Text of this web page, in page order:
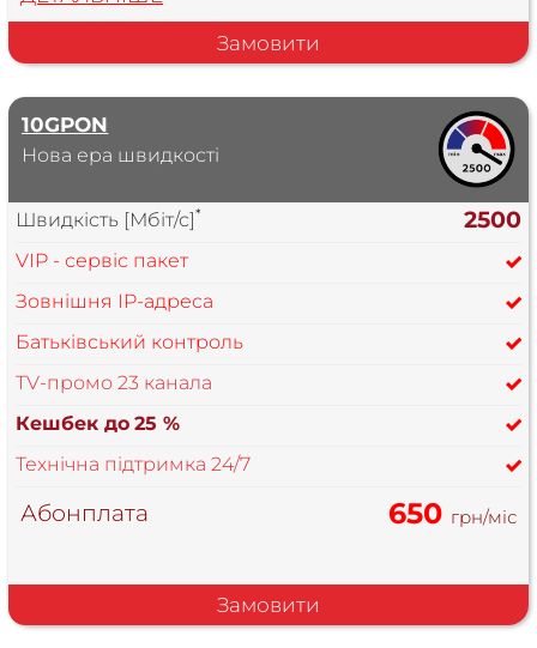
Замовити
10GPON
Нова ера швидкості
Швидкість [Мбіт/с]* 2500
VIP - сервіс пакет
Зовнішня IP-адреса
Батьківський контроль
TV-промо 23 канала
Кешбек до 25 %
Технічна підтримка 24/7
Абонплата 650 грн/міс
Замовити